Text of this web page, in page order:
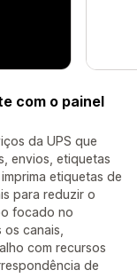
com o painel
da UPS que
envios, etiquetas
etiquetas de
para reduzir o
focado no
canais,
com recursos
de